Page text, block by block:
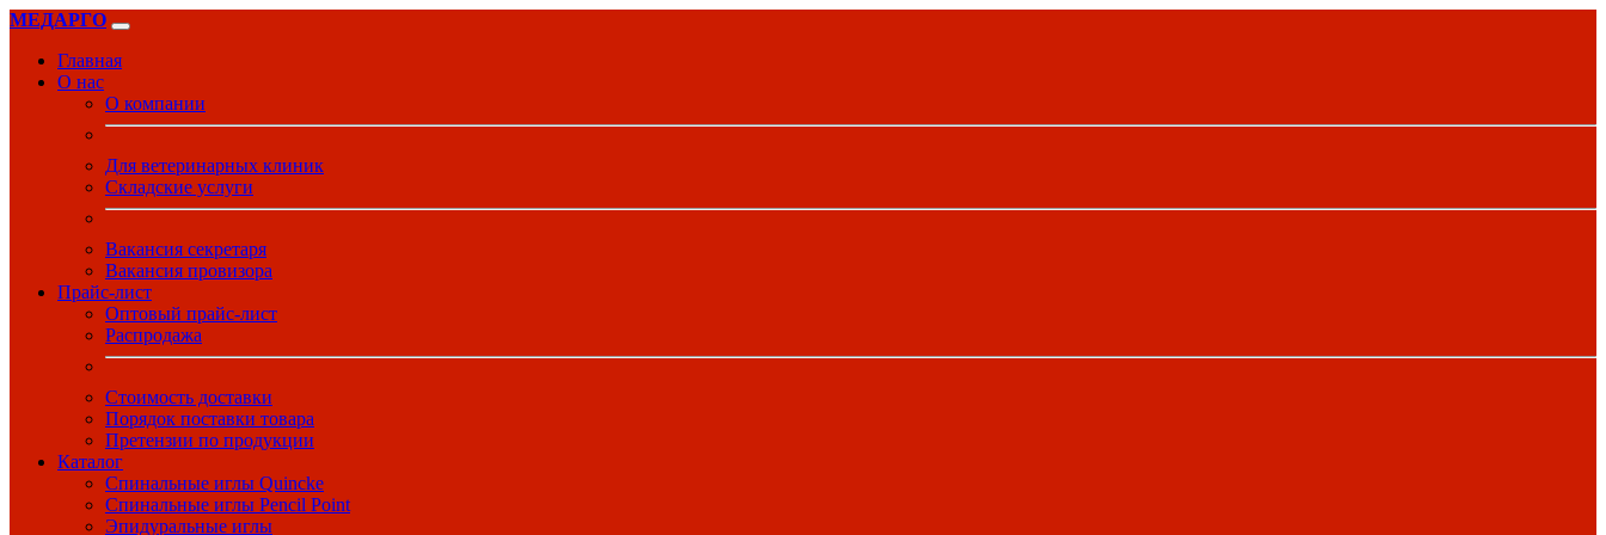
МЕДАРГО
Главная
О нас
О компании
Для ветеринарных клиник
Складские услуги
Вакансия секретаря
Вакансия провизора
Прайс-лист
Оптовый прайс-лист
Распродажа
Стоимость доставки
Порядок поставки товара
Претензии по продукции
Каталог
Спинальные иглы Quincke
Спинальные иглы Pencil Point
Эпидуральные иглы